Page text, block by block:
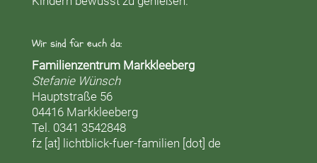
Wir sind für euch da:
Familienzentrum Markkleeberg
Stefanie Wünsch
Hauptstraße 56
04416 Markkleeberg
Tel. 0341 3542848
fz [at] lichtblick-fuer-familien [dot] de